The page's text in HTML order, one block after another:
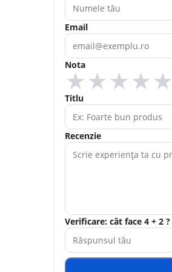
Email
Nota
★
★
★
★
★
Titlu
Recenzie
Verificare: cât face 4 + 2 ?